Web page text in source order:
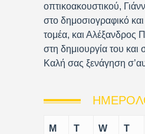
οπτικοακουστικού,
στο δημοσιογραφικό
τομέα, και Αλέξανδρος
στη δημιουργία του και
Καλή σας ξενάγηση
M T W T